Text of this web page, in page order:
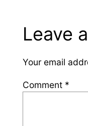
Leave
Your email
Comment *